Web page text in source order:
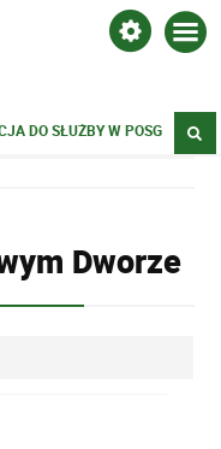
DO SŁUŻBY W POSG
Dworze